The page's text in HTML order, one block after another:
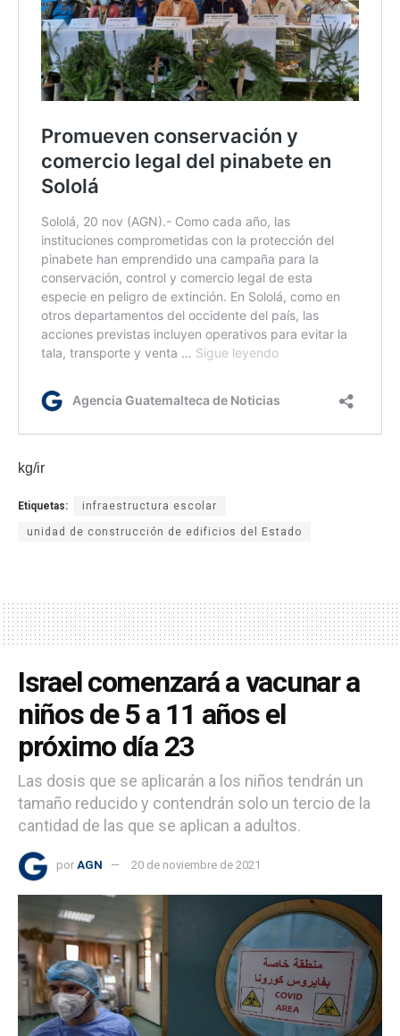
kg/ir
Etiquetas: infraestructura escolar
unidad de construcción de edificios del Estado
Israel comenzará a vacunar a
niños de 5 a 11 años el
próximo día 23
Las dosis que se aplicarán a los niños tendrán un
tamaño reducido y contendrán solo un tercio de la
cantidad de las que se aplican a adultos.
por AGN 20 de noviembre de 2021